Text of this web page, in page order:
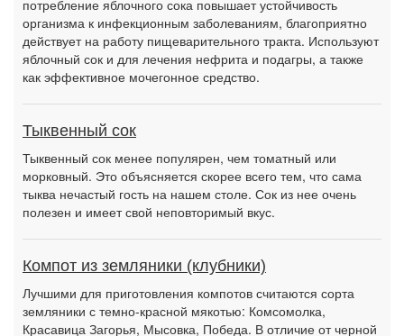
потребление яблочного сока повышает устойчивость
организма к инфекционным заболеваниям, благоприятно
действует на работу пищеварительного тракта. Используют
яблочный сок и для лечения нефрита и подагры, а также
как эффективное мочегонное средство.
Тыквенный сок
Тыквенный сок менее популярен, чем томатный или
морковный. Это объясняется скорее всего тем, что сама
тыква нечастый гость на нашем столе. Сок из нее очень
полезен и имеет свой неповторимый вкус.
Компот из земляники (клубники)
Лучшими для приготовления компотов считаются сорта
земляники с темно-красной мякотью: Комсомолка,
Красавица Загорья, Мысовка, Победа. В отличие от черной